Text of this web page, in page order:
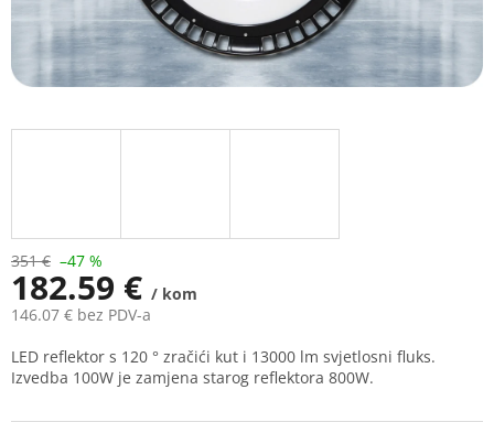
351 € –47 %
182.59 € / kom
146.07 € bez PDV-a
Measure
price:
LED reflektor s 120 ° zračići kut i 13000 lm svjetlosni fluks.
Izvedba 100W je zamjena starog reflektora 800W.